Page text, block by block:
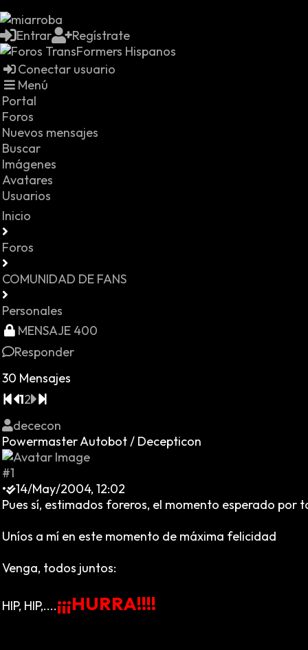
Entrar Regístrate
Conectar usuario
Menú
Portal
Foros
Nuevos mensajes
Buscar
Imágenes
Avatares
Usuarios
Inicio
Foros
COMUNIDAD DE FANS
Personales
MENSAJE 400
Responder
30 Mensajes
12
dececon
Powermaster Autobot / Decepticon
#1
•
14/May/2004, 12:02
Pues sí, estimados foreros, el momento esperado por
Uníos a mí en este momento de máxima felicidad
Venga, todos juntos:
HIP, HIP,....¡¡¡HURRA!!!!